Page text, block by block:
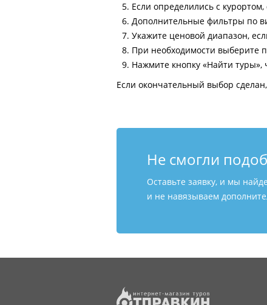
Если определились с
Дополнительные фильтры по
Укажите ценовой диапазон,
При необходимости выберите
Нажмите кнопку «Найти туры»,
Если окончательный выбор
Не смогли
Оставьте заявку, и мы
и не навязываем